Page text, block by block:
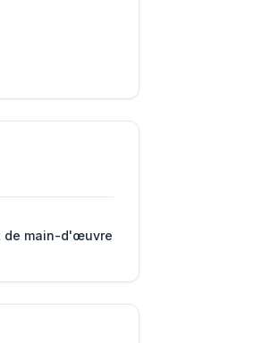
de main-d'œuvre